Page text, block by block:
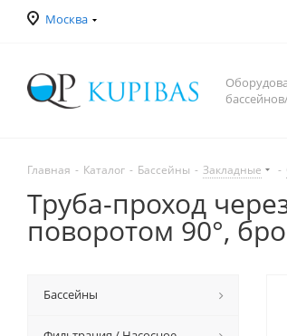
Москва
Главная - Каталог - Бассейны - Закладные -
Труба-проход
поворотом 90°,
Бассейны